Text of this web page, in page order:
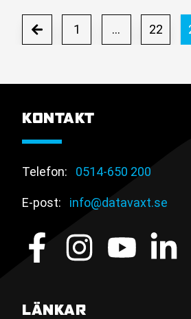
1 … 22
KONTAKT
Telefon: 0514-650 200
E-post: info@datavaxt.se
LÄNKAR